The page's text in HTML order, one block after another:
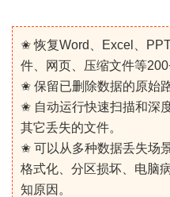
✬ 恢复Word、Excel、
件、网页、压缩文件等
✬ 保留已删除数据的原始
✬ 自动运行快速扫描和深
其它丢失的文件。
✬ 可以从多种数据丢失场
格式化、分区损坏、电脑
知原因。